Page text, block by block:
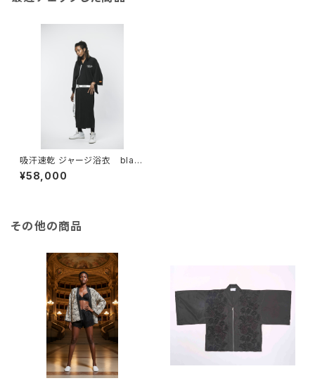
吸汗速乾 ジャージ浴衣 blac
k
¥58,000
その他の商品